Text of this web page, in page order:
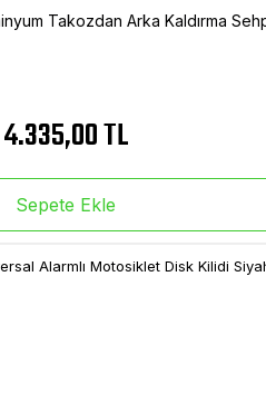
Takozdan Arka Kaldırma
4.335,00 TL
Sepete Ekle